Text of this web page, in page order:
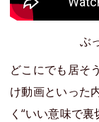
ぶ
どこにでも居そ
け動画といった
く“いい意味で